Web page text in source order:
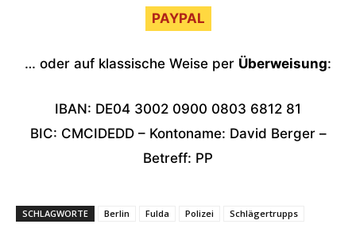
PAYPAL
… oder auf klassische Weise per Überweisung:
IBAN: DE04 3002 0900 0803 6812 81
BIC: CMCIDEDD – Kontoname: David Berger –
Betreff: PP
SCHLAGWORTE Berlin Fulda Polizei
Schlägertrupps